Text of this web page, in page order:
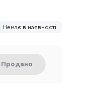
Немає в наявності
Продано